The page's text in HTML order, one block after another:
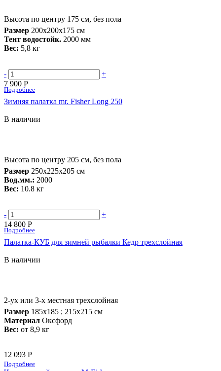
Высота по центру 175 см, без пола
Размер 200х200х175 см
Тент водостойк. 2000 мм
Вес: 5,8 кг
-
+
7 900 Р
Подробнее
Зимняя палатка mr. Fisher Long 250
В наличии
Высота по центру 205 см, без пола
Размер 250х225х205 см
Вод.мм.: 2000
Вес: 10.8 кг
-
+
14 800 Р
Подробнее
Палатка-КУБ для зимней рыбалки Кедр трехслойная
В наличии
2-ух или 3-х местная трехслойная
Размер 185х185 ; 215х215 см
Материал Оксфорд
Вес: от 8,9 кг
12 093 Р
Подробнее